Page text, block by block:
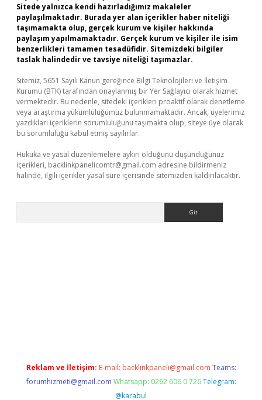
Sitede yalnızca kendi hazırladığımız makaleler
paylaşılmaktadır. Burada yer alan içerikler haber niteliği
taşımamakta olup, gerçek kurum ve kişiler hakkında
paylaşım yapılmamaktadır. Gerçek kurum ve kişiler ile isim
benzerlikleri tamamen tesadüfidir. Sitemizdeki bilgiler
taslak halindedir ve tavsiye niteliği taşımazlar.
Sitemiz, 5651 Sayılı Kanun gereğince Bilgi Teknolojileri ve İletişim
Kurumu (BTK) tarafından onaylanmış bir Yer Sağlayıcı olarak hizmet
vermektedir. Bu nedenle, sitedeki içerikleri proaktif olarak denetleme
veya araştırma yükümlülüğümüz bulunmamaktadır. Ancak, üyelerimiz
yazdıkları içeriklerin sorumluluğunu taşımakta olup, siteye üye olarak
bu sorumluluğu kabul etmiş sayılırlar.
Hukuka ve yasal düzenlemelere aykırı olduğunu düşündüğünüz
içerikleri, backlinkpanelicomtr@gmail.com adresine bildirmeniz
halinde, ilgili içerikler yasal süre içerisinde sitemizden kaldırılacaktır.
Reklam ve İletişim: E-mail: backlinkpaneli@gmail.com Teams:
forumhizmeti@gmail.com Whatsapp: 0262 606 0 726 Telegram:
@karabul